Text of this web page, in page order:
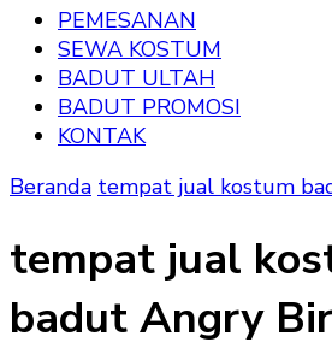
PEMESANAN
SEWA KOSTUM
BADUT ULTAH
BADUT PROMOSI
KONTAK
Beranda tempat jual kostum
tempat jual
badut Angry